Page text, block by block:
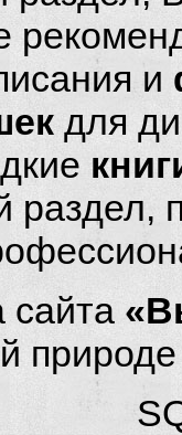
и
для
сайта